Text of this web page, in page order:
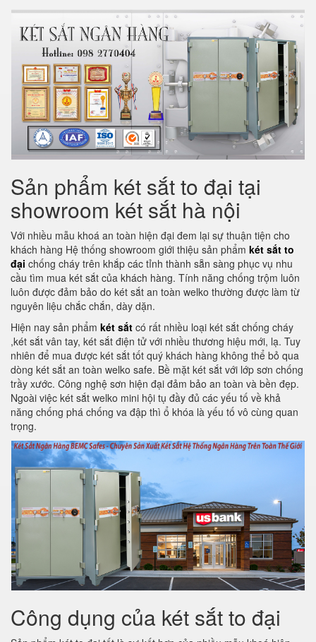
Sản phẩm két sắt to đại tại
showroom két sắt hà nội
Với nhiều mẫu khoá an toàn hiện đại đem lại sự thuận tiện cho
khách hàng Hệ thống showroom giới thiệu sản phẩm két sắt to
đại chống cháy trên khắp các tỉnh thành sẵn sàng phục vụ nhu
cầu tìm mua két sắt của khách hàng. Tính năng chống trộm luôn
luôn được đảm bảo do két sắt an toàn welko thường được làm từ
nguyên liệu chắc chắn, dày dặn.
Hiện nay sản phẩm két sắt có rất nhiều loại két sắt chống cháy
,két sắt vân tay, két sắt điện tử với nhiều thương hiệu mới, lạ. Tuy
nhiên để mua được két sắt tốt quý khách hàng không thể bỏ qua
dòng két sắt an toàn welko safe. Bề mặt két sắt với lớp sơn chống
trầy xước. Công nghệ sơn hiện đại đảm bảo an toàn và bền đẹp.
Ngoài việc két sắt welko mini hội tụ đầy đủ các yếu tố về khả
năng chống phá chống va đập thì ổ khóa là yếu tố vô cùng quan
trọng.
Công dụng của két sắt to đại